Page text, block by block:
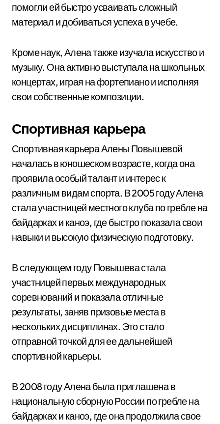
помогли ей быстро усваивать сложный
материал и добиваться успеха в учебе.
Кроме наук, Алена также изучала искусство и
музыку. Она активно выступала на школьных
концертах, играя на фортепиано и исполняя
свои собственные композиции.
Спортивная карьера
Спортивная карьера Алены Повышевой
началась в юношеском возрасте, когда она
проявила особый талант и интерес к
различным видам спорта. В 2005 году Алена
стала участницей местного клуба по гребле на
байдарках и каноэ, где быстро показала свои
навыки и высокую физическую подготовку.
В следующем году Повышева стала
участницей первых международных
соревнований и показала отличные
результаты, заняв призовые места в
нескольких дисциплинах. Это стало
отправной точкой для ее дальнейшей
спортивной карьеры.
В 2008 году Алена была приглашена в
национальную сборную России по гребле на
байдарках и каноэ, где она продолжила свое